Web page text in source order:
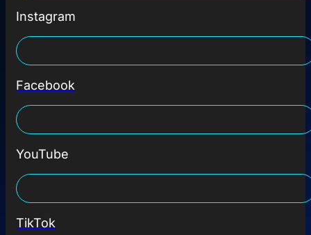
Instagram
Facebook
YouTube
TikTok